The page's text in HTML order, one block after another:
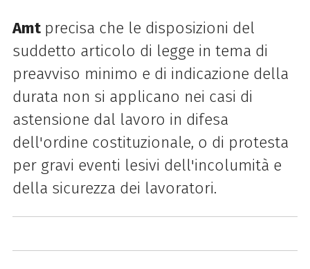
Amt precisa che le disposizioni del
suddetto articolo di legge in tema di
preavviso minimo e di indicazione della
durata non si applicano nei casi di
astensione dal lavoro in difesa
dell'ordine costituzionale, o di protesta
per gravi eventi lesivi dell'incolumità e
della sicurezza dei lavoratori.